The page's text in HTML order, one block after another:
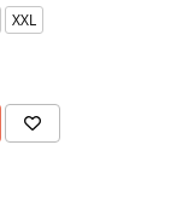
XXL